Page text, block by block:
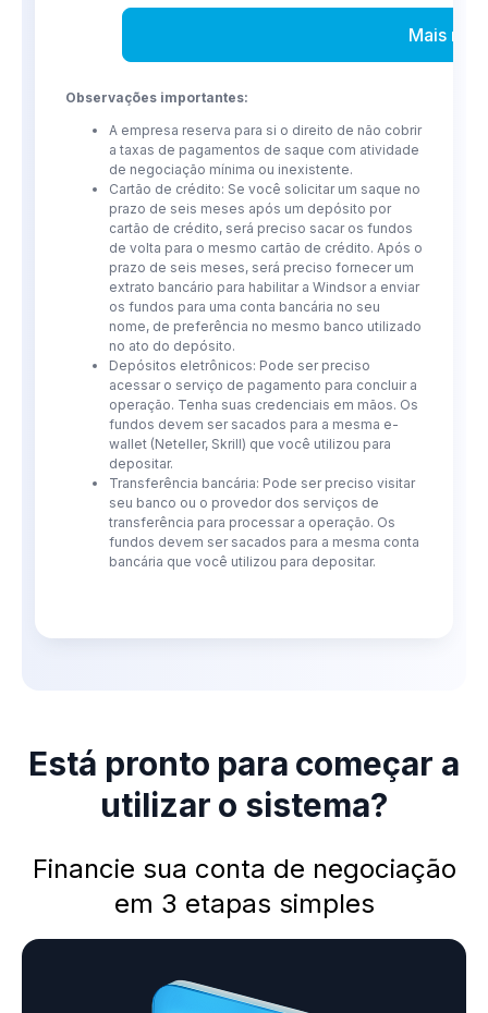
Mais
Observações importantes:
A empresa reserva para si o direito de não cobrir
a taxas de pagamentos de saque com atividade
de negociação mínima ou inexistente.
Cartão de crédito: Se você solicitar um saque no
prazo de seis meses após um depósito por
cartão de crédito, será preciso sacar os fundos
de volta para o mesmo cartão de crédito. Após o
prazo de seis meses, será preciso fornecer um
extrato bancário para habilitar a Windsor a enviar
os fundos para uma conta bancária no seu
nome, de preferência no mesmo banco utilizado
no ato do depósito.
Depósitos eletrônicos: Pode ser preciso
acessar o serviço de pagamento para concluir a
operação. Tenha suas credenciais em mãos. Os
fundos devem ser sacados para a mesma e-
wallet (Neteller, Skrill) que você utilizou para
depositar.
Transferência bancária: Pode ser preciso visitar
seu banco ou o provedor dos serviços de
transferência para processar a operação. Os
fundos devem ser sacados para a mesma conta
bancária que você utilizou para depositar.
Está pronto para começar a
utilizar o sistema?
Financie sua conta de negociação
em 3 etapas simples